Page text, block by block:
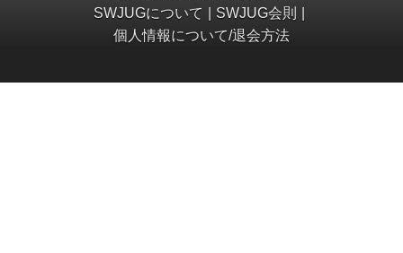
SWJUGについて
SWJUG会則
個人情報について/退会方法